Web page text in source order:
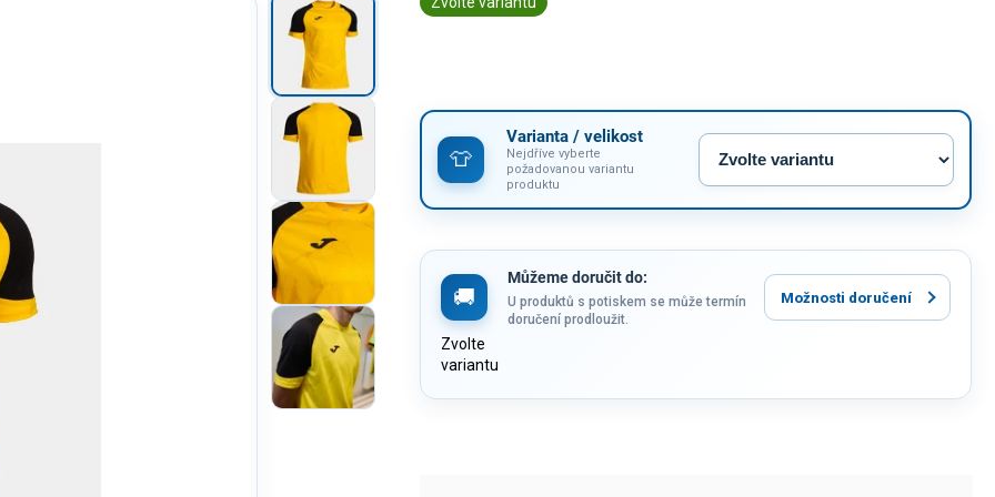
Varianta / velikost
Nejdříve vyberte
požadovanou variantu
produktu
Můžeme doručit do:
Zvolte
variantu
U produktů s potiskem se může termín
doručení prodloužit.
Možnosti doručení